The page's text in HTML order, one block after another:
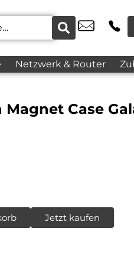
Netzwerk & Router
Case
Jetzt kaufen